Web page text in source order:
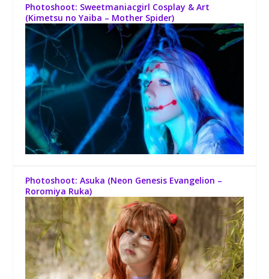
Photoshoot: Sweetmaniacgirl Cosplay & Art
(Kimetsu no Yaiba – Mother Spider)
Photoshoot: Asuka (Neon Genesis Evangelion –
Roromiya Ruka)